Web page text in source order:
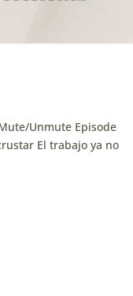
Unmute Episode
El trabajo ya no